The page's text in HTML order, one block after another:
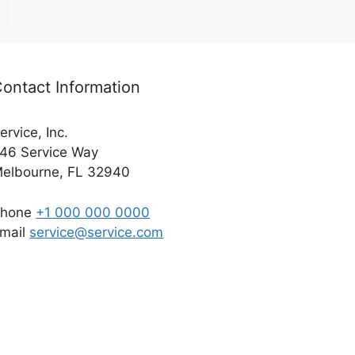
Information
Inc.
Service Way
FL 32940
+1 000 000 0000
service@service.com